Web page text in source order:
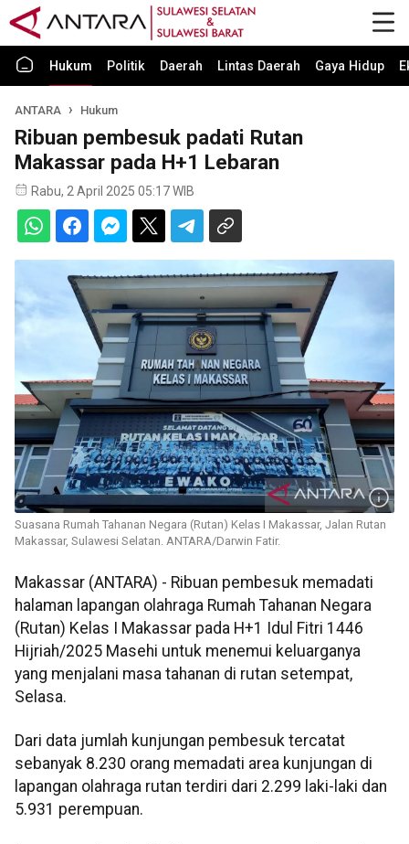
Hukum Politik Daerah Lintas Daerah Gaya Hidup
ANTARA Hukum
Ribuan pembesuk padati Rutan
Makassar pada H+1 Lebaran
Rabu, 2 April 2025 05:17 WIB
Suasana Rumah Tahanan Negara (Rutan) Kelas I Makassar, Jalan Rutan
Makassar, Sulawesi Selatan. ANTARA/Darwin Fatir.
Makassar (ANTARA) - Ribuan pembesuk memadati
halaman lapangan olahraga Rumah Tahanan Negara
(Rutan) Kelas I Makassar pada H+1 Idul Fitri 1446
Hijriah/2025 Masehi untuk menemui keluarganya
yang menjalani masa tahanan di rutan setempat,
Selasa.
Dari data jumlah kunjungan pembesuk tercatat
sebanyak 8.230 orang memadati area kunjungan di
lapangan olahraga rutan terdiri dari 2.299 laki-laki dan
5.931 perempuan.